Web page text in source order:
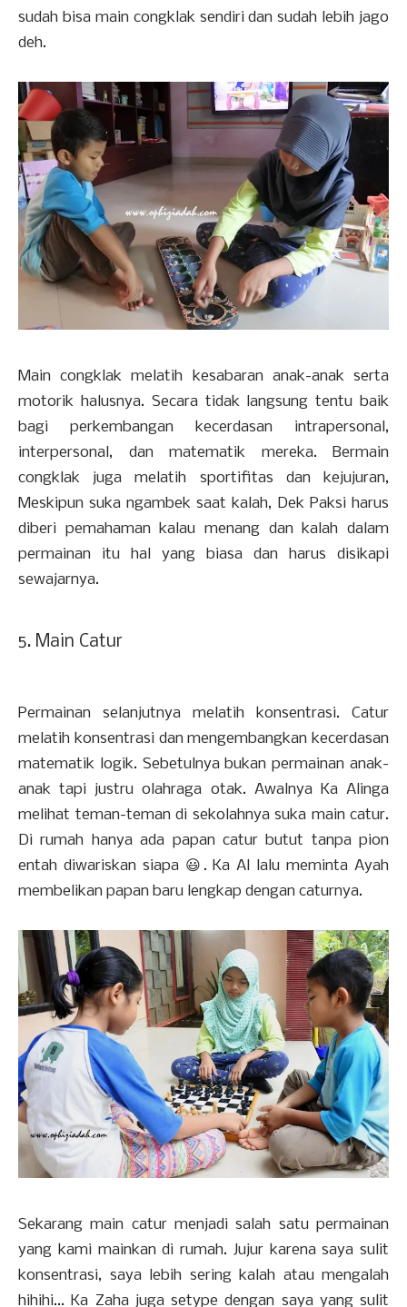
sudah bisa main congklak sendiri dan sudah lebih jago
deh.
Main congklak melatih kesabaran anak-anak serta
motorik halusnya. Secara tidak langsung tentu baik
bagi perkembangan kecerdasan intrapersonal,
interpersonal, dan matematik mereka. Bermain
congklak juga melatih sportifitas dan kejujuran,
Meskipun suka ngambek saat kalah, Dek Paksi harus
diberi pemahaman kalau menang dan kalah dalam
permainan itu hal yang biasa dan harus disikapi
sewajarnya.
5. Main Catur
Permainan selanjutnya melatih konsentrasi. Catur
melatih konsentrasi dan mengembangkan kecerdasan
matematik logik. Sebetulnya bukan permainan anak-
anak tapi justru olahraga otak. Awalnya Ka Alinga
melihat teman-teman di sekolahnya suka main catur.
Di rumah hanya ada papan catur butut tanpa pion
entah diwariskan siapa 😃. Ka Al lalu meminta Ayah
membelikan papan baru lengkap dengan caturnya.
Sekarang main catur menjadi salah satu permainan
yang kami mainkan di rumah. Jujur karena saya sulit
konsentrasi, saya lebih sering kalah atau mengalah
hihihi... Ka Zaha juga setype dengan saya yang sulit